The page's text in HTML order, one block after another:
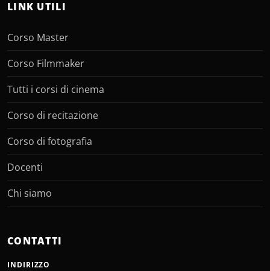
LINK UTILI
Corso Master
Corso Filmmaker
Tutti i corsi di cinema
Corso di recitazione
Corso di fotografia
Docenti
Chi siamo
CONTATTI
INDIRIZZO